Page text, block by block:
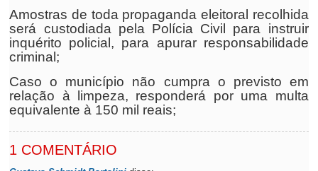
Amostras de toda propaganda eleitoral recolhida
será custodiada pela Polícia Civil para instruir
inquérito policial, para apurar responsabilidade
criminal;
Caso o município não cumpra o previsto em
relação à limpeza, responderá por uma multa
equivalente à 150 mil reais;
1 COMENTÁRIO